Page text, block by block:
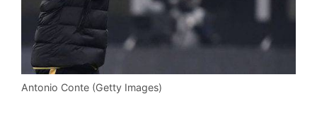
Antonio Conte (Getty Images)